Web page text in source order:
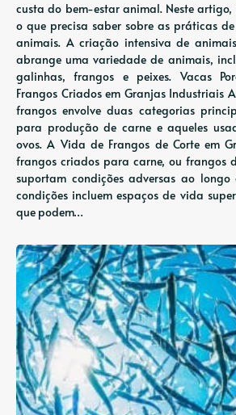
custa do bem-estar animal. Neste
o que precisa saber sobre as práticas
animais. A criação intensiva de
abrange uma variedade de animais,
galinhas, frangos e peixes. Vacas
Frangos Criados em Granjas Industriais
frangos envolve duas categorias
para produção de carne e aqueles
ovos. A Vida de Frangos de Corte em
frangos criados para carne, ou frangos
suportam condições adversas ao longo
condições incluem espaços de vida
que podem…